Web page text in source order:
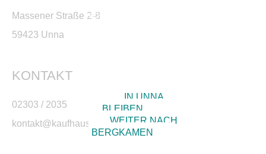
möchten, dann klicken
IN UNNA
BLEIBEN
WEITER NACH
BERGKAMEN
Massener Straße 2-8
59423 Unna
KONTAKT
02303 / 2035
kontakt@kaufhaus-schnueckel.de